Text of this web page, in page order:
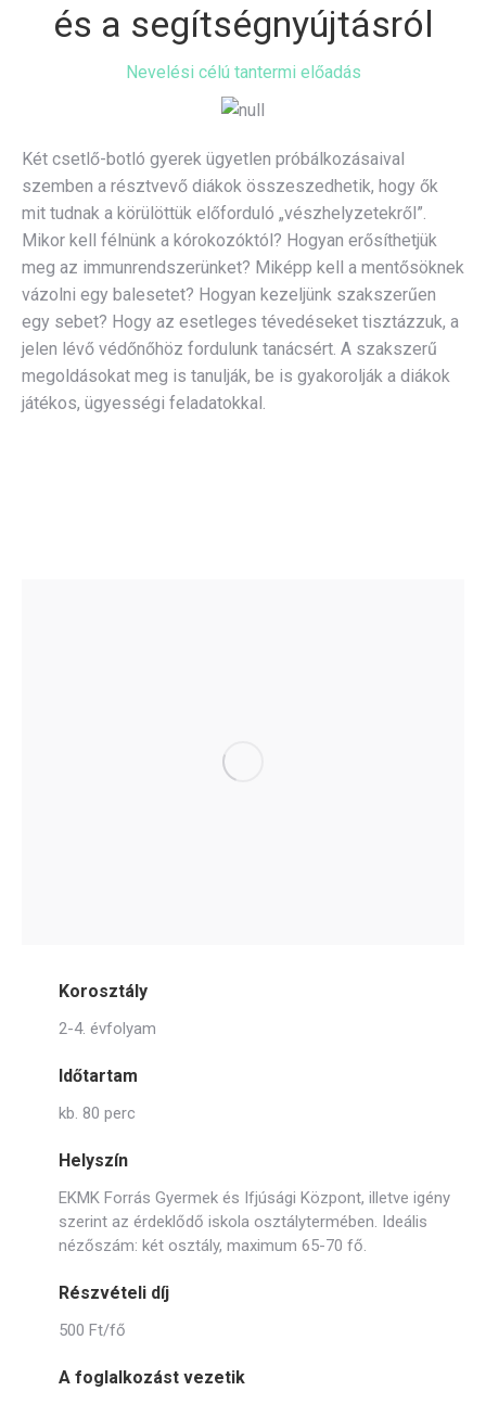
és a segítségnyújtásról
Nevelési célú tantermi előadás
Két csetlő-botló gyerek ügyetlen próbálkozásaival
szemben a résztvevő diákok összeszedhetik, hogy ők
mit tudnak a körülöttük előforduló „vészhelyzetekről”.
Mikor kell félnünk a kórokozóktól? Hogyan erősíthetjük
meg az immunrendszerünket? Miképp kell a mentősöknek
vázolni egy balesetet? Hogyan kezeljünk szakszerűen
egy sebet? Hogy az esetleges tévedéseket tisztázzuk, a
jelen lévő védőnőhöz fordulunk tanácsért. A szakszerű
megoldásokat meg is tanulják, be is gyakorolják a diákok
játékos, ügyességi feladatokkal.
Korosztály
2-4. évfolyam
Időtartam
kb. 80 perc
Helyszín
EKMK Forrás Gyermek és Ifjúsági Központ, illetve igény
szerint az érdeklődő iskola osztálytermében. Ideális
nézőszám: két osztály, maximum 65-70 fő.
Részvételi díj
500 Ft/fő
A foglalkozást vezetik